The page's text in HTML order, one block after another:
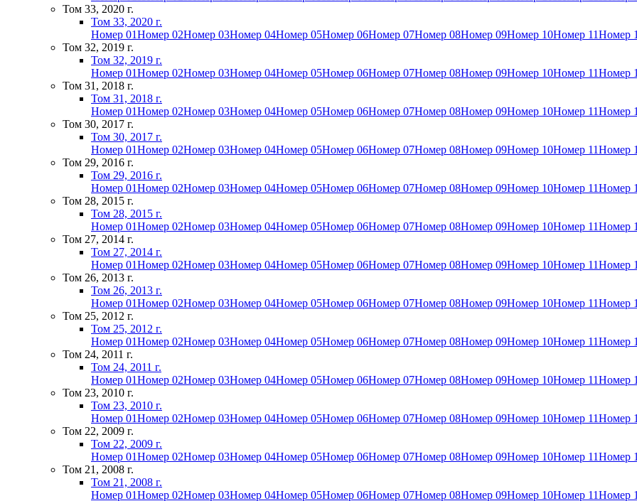
Том 33, 2020 г.
Том 33, 2020 г.
Номер 01Номер 02Номер 03Номер 04Номер 05Номер 06Номер 07Номер 08Номер 09Номер 10Номер 11Номер
Том 32, 2019 г.
Том 32, 2019 г.
Номер 01Номер 02Номер 03Номер 04Номер 05Номер 06Номер 07Номер 08Номер 09Номер 10Номер 11Номер
Том 31, 2018 г.
Том 31, 2018 г.
Номер 01Номер 02Номер 03Номер 04Номер 05Номер 06Номер 07Номер 08Номер 09Номер 10Номер 11Номер
Том 30, 2017 г.
Том 30, 2017 г.
Номер 01Номер 02Номер 03Номер 04Номер 05Номер 06Номер 07Номер 08Номер 09Номер 10Номер 11Номер
Том 29, 2016 г.
Том 29, 2016 г.
Номер 01Номер 02Номер 03Номер 04Номер 05Номер 06Номер 07Номер 08Номер 09Номер 10Номер 11Номер
Том 28, 2015 г.
Том 28, 2015 г.
Номер 01Номер 02Номер 03Номер 04Номер 05Номер 06Номер 07Номер 08Номер 09Номер 10Номер 11Номер
Том 27, 2014 г.
Том 27, 2014 г.
Номер 01Номер 02Номер 03Номер 04Номер 05Номер 06Номер 07Номер 08Номер 09Номер 10Номер 11Номер
Том 26, 2013 г.
Том 26, 2013 г.
Номер 01Номер 02Номер 03Номер 04Номер 05Номер 06Номер 07Номер 08Номер 09Номер 10Номер 11Номер
Том 25, 2012 г.
Том 25, 2012 г.
Номер 01Номер 02Номер 03Номер 04Номер 05Номер 06Номер 07Номер 08Номер 09Номер 10Номер 11Номер
Том 24, 2011 г.
Том 24, 2011 г.
Номер 01Номер 02Номер 03Номер 04Номер 05Номер 06Номер 07Номер 08Номер 09Номер 10Номер 11Номер
Том 23, 2010 г.
Том 23, 2010 г.
Номер 01Номер 02Номер 03Номер 04Номер 05Номер 06Номер 07Номер 08Номер 09Номер 10Номер 11Номер
Том 22, 2009 г.
Том 22, 2009 г.
Номер 01Номер 02Номер 03Номер 04Номер 05Номер 06Номер 07Номер 08Номер 09Номер 10Номер 11Номер
Том 21, 2008 г.
Том 21, 2008 г.
Номер 01Номер 02Номер 03Номер 04Номер 05Номер 06Номер 07Номер 08Номер 09Номер 10Номер 11Номер